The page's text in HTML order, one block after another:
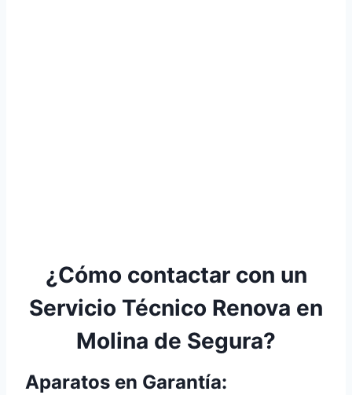
¿Cómo contactar con un
Servicio Técnico Renova en
Molina de Segura?
Aparatos en Garantía: